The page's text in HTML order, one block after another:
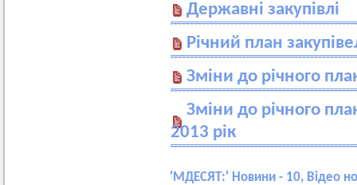
Державні закупівлі
Річний план
Зміни до річного
Зміни до річного
2013 рік
' МДЕСЯТ:' Новини - 10, Відео